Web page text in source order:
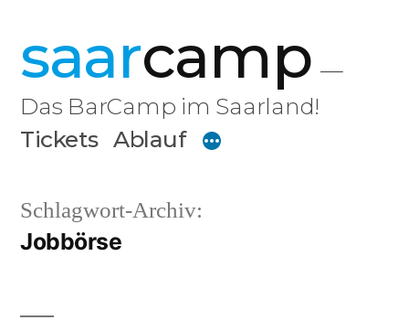
Inhaltsaarcamp
Das BarCamp im Saarland!
Tickets Ablauf
Schlagwort-Archiv:
Jobbörse